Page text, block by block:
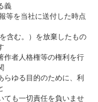
義
等を当社に送付した時点
含む。）を放棄したもの
作者⼈格権等の権利を⾏
らゆる⽬的のために、利
ても⼀切責任を負いませ